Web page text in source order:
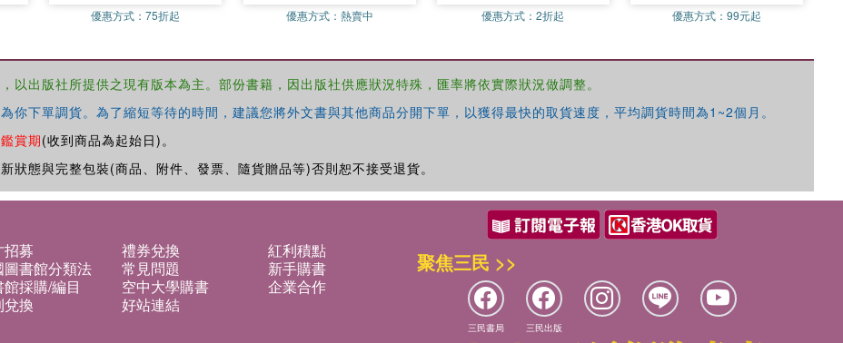
優惠方式：75折起 優惠方式： 熱賣中 優惠方式：2折起 優惠方式：99元起
出版社所提供之現有版本為主。部份書籍，因出版社供應狀況特殊，匯率將依實際狀況做調整。
你下單調貨。為了縮短等待的時間，建議您將外文書與其他商品分開下單，以獲得最快的取貨速度，平均調貨時間為1~2個月。
賞期(收到商品為起始日)。
態與完整包裝(商品、附件、發票、隨貨贈品等)否則恕不接受退貨。
招募 禮券兌換
紅利積點
圖書館分類法 常見問題
新手購書
館採購/編目 空中大學購書
企業合作
兌換 好站連結
聚焦三民 >>
三民書局 三民出版